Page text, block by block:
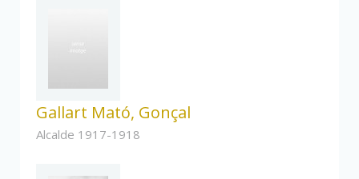
Gallart Mató, Gonçal
Alcalde 1917-1918